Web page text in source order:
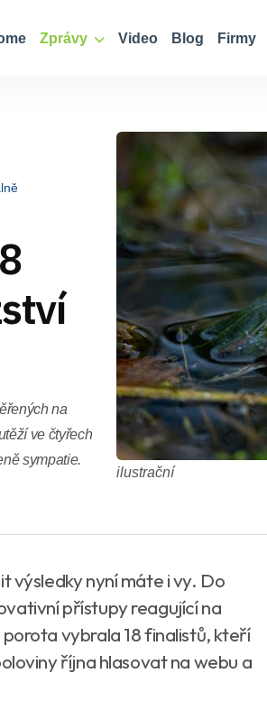
Zprávy Video Blog Firmy
na
ve čtyřech
sympatie.
ilustrační
výsledky nyní máte i vy. Do
přístupy reagující na
vybrala 18 finalistů, kteří
října hlasovat na webu a